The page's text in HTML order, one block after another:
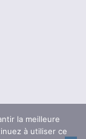
la meilleure
à utiliser ce